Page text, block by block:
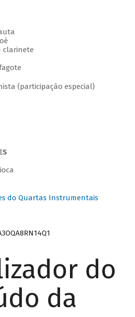
clarinete
(participação especial)
do Quartas Instrumentais
do
da